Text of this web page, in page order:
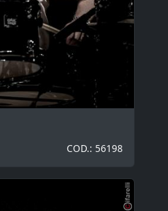
COD.: 56198